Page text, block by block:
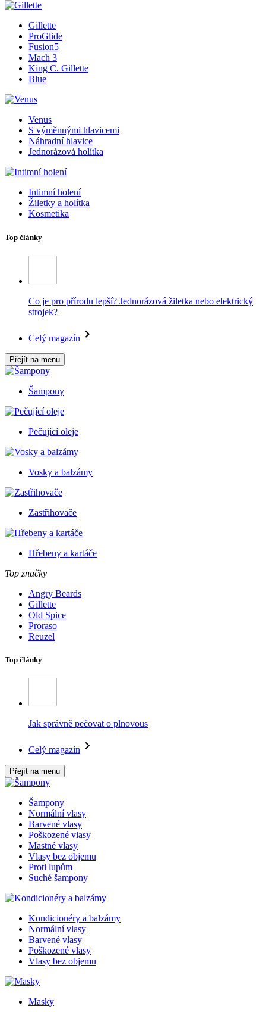
Gillette
ProGlide
Fusion5
Mach 3
King C. Gillette
Blue
Venus
S výměnnými hlavicemi
Náhradní hlavice
Jednorázová holítka
Intimní holení
Žiletky a holítka
Kosmetika
Top články
Co je pro přírodu lepší? Jednorázová žiletka nebo elektrický
strojek?
Celý magazín
Přejít na menu
Šampony
Pečující oleje
Vosky a balzámy
Zastřihovače
Hřebeny a kartáče
Top značky
Angry Beards
Gillette
Old Spice
Proraso
Reuzel
Top články
Jak správně pečovat o plnovous
Celý magazín
Přejít na menu
Šampony
Normální vlasy
Barvené vlasy
Poškozené vlasy
Mastné vlasy
Vlasy bez objemu
Proti lupům
Suché šampony
Kondicionéry a balzámy
Normální vlasy
Barvené vlasy
Poškozené vlasy
Vlasy bez objemu
Masky